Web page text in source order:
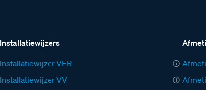
Installatiewijzers
Installatiewijzer VER
Installatiewijzer VV